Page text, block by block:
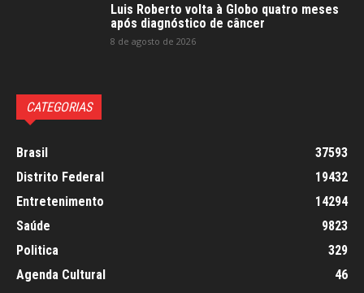
Luis Roberto volta à Globo quatro meses
após diagnóstico de câncer
8 de agosto de 2026
CATEGORIAS
Brasil
37593
Distrito Federal
19432
Entretenimento
14294
Saúde
9823
Politica
329
Agenda Cultural
46